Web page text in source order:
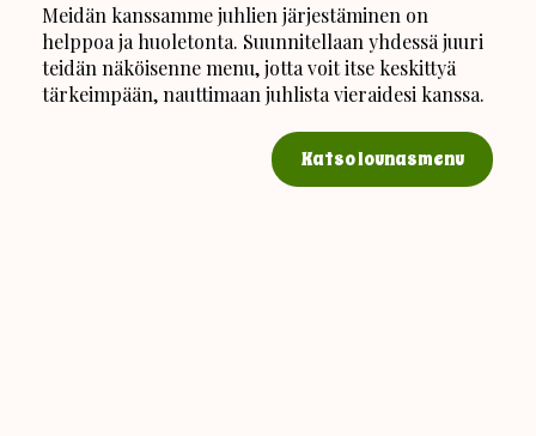
Meidän kanssamme juhlien järjestäminen on
helppoa ja huoletonta. Suunnitellaan yhdessä juuri
teidän näköisenne menu, jotta voit itse keskittyä
tärkeimpään, nauttimaan juhlista vieraidesi kanssa.
Katso lounasmenu